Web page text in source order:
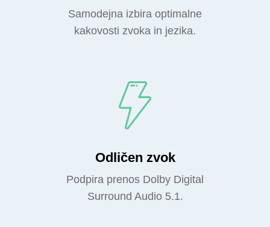
Samodejna izbira optimalne
kakovosti zvoka in jezika.
Odličen zvok
Podpira prenos Dolby Digital
Surround Audio 5.1.